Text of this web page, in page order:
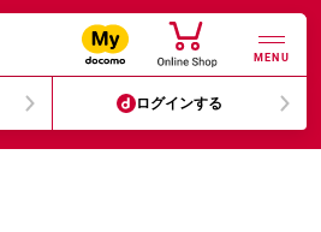
MENU
ログインする